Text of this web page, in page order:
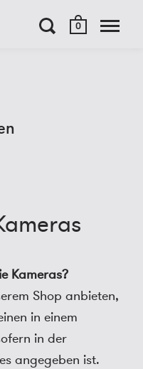
0
Kameras?
Shop anbieten,
in einem
in der
angegeben ist.